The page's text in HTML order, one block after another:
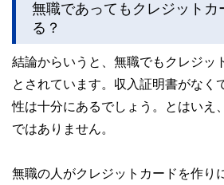
をわかりやすく発信している点で
執筆者・監修者による執筆体制を
やすさはもちろんのこと、読み応
な情報発信を実現しています。
私たちは、快適でより良い生活の
コンシェルジュを目指します。
無職であってもクレジットカ
る？
結論からいうと、無職でもクレジッ
とされています。収入証明書がなく
性は十分にあるでしょう。とはいえ
ではありません。
無職の人がクレジットカードを作り